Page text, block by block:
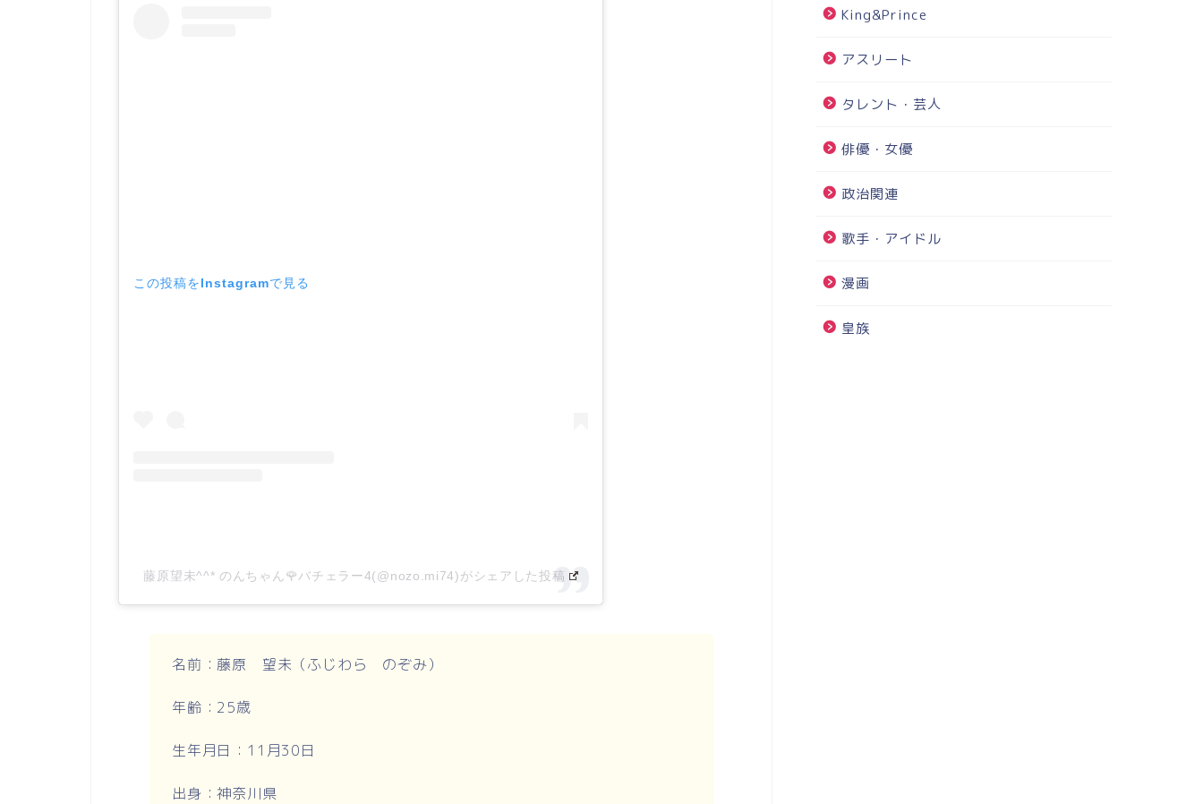
この投稿をInstagramで見る
藤原望未^^* のんちゃん🌹バチェラー4(@nozo.mi74)がシェアした投稿
名前：藤原 望未（ふじわら のぞみ）
年齢：25歳
生年月日：11月30日
出身：神奈川県
King&Prince
アスリート
タレント・芸人
俳優・女優
政治関連
歌手・アイドル
漫画
皇族